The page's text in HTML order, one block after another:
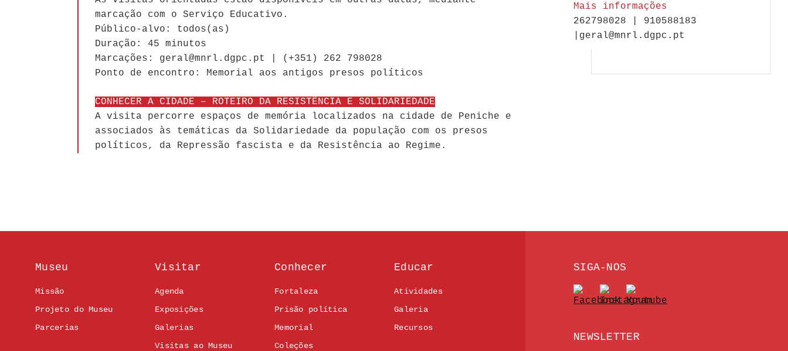
marcação com o Serviço Educativo.
Público-alvo: todos(as)
Duração: 45 minutos
Marcações: geral@mnrl.dgpc.pt | (+351) 262 798028
Ponto de encontro: Memorial aos antigos presos políticos
CONHECER A CIDADE – ROTEIRO DA RESISTÊNCIA E SOLIDARIEDADE
A visita percorre espaços de memória localizados na cidade de Peniche e
associados às temáticas da Solidariedade da população com os presos
políticos, da Repressão fascista e da Resistência ao Regime.
Mais informações
262798028 | 910588183
|geral@mnrl.dgpc.pt
Museu
Missão
Projeto do Museu
Parcerias
Visitar
Agenda
Exposições
Galerias
Visitas ao Museu
Conhecer
Fortaleza
Prisão política
Memorial
Coleções
Educar
Atividades
Galeria
Recursos
SIGA-NOS
NEWSLETTER